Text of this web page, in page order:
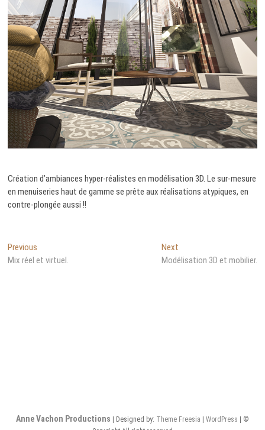
Création d’ambiances hyper-réalistes en modélisation 3D. Le sur-mesure
en menuiseries haut de gamme se prête aux réalisations atypiques, en
contre-plongée aussi !!
Navigation
de
Previous
post:
Mix réel et virtuel.
NextNext
post:
Modélisation 3D et mobilier.
Anne Vachon Productions | Designed by: Theme Freesia |WordPress
| ©